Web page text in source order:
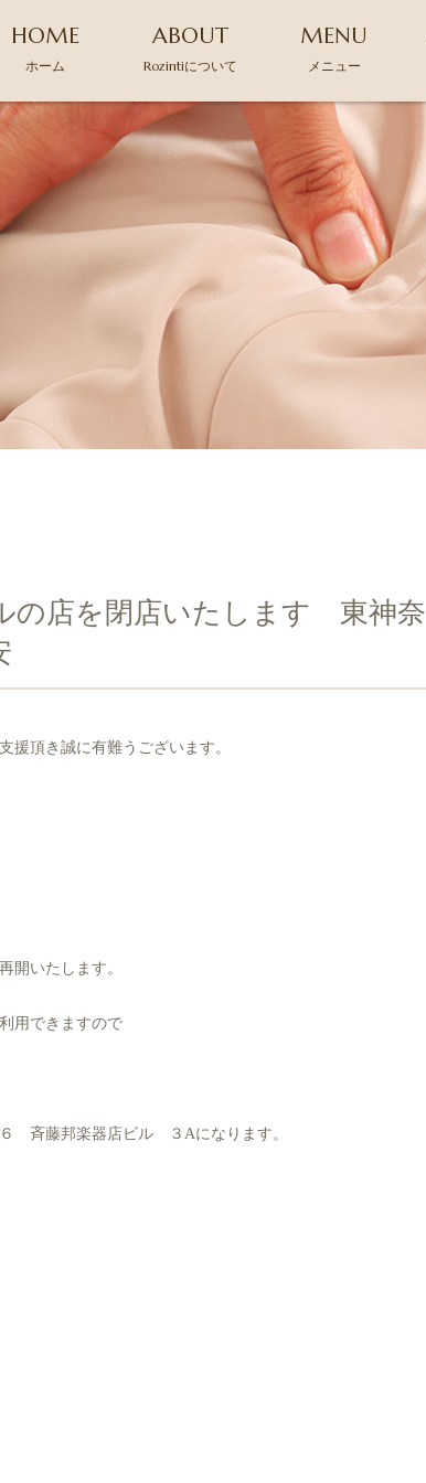
HOME
ホーム
ABOUT
Rozintiについて
MENU
メニュー
の店を閉店いたします 東神奈
援頂き誠に有難うございます。
開いたします。
用できますので
斉藤邦楽器店ビル ３Aになります。